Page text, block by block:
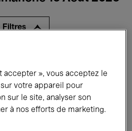
Filtres
Films Performances
Jazz
accepter », vous acceptez le
votre appareil pour
sur le site, analyser son
à nos efforts de marketing.